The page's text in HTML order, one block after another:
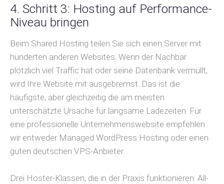
4. Schritt 3: Hosting auf Performance-
Niveau bringen
Beim Shared Hosting teilen Sie sich einen Server mit
hunderten anderen Websites. Wenn der Nachbar
plötzlich viel Traffic hat oder seine Datenbank vermüllt,
wird Ihre Website mit ausgebremst. Das ist die
häufigste, aber gleichzeitig die am meisten
unterschätzte Ursache für langsame Ladezeiten. Für
eine professionelle Unternehmenswebsite empfehlen
wir entweder Managed WordPress Hosting oder einen
guten deutschen VPS-Anbieter.
Drei Hoster-Klassen, die in der Praxis funktionieren: All-